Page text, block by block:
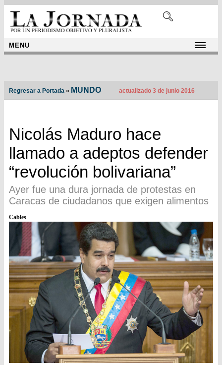
MENU
Regresar a Portada » MUNDO actualizado 3 de junio 2016
Nicolás Maduro hace
llamado a adeptos defender
“revolución bolivariana”
Ayer fue una dura jornada de protestas en
Caracas de ciudadanos que exigen alimentos
Cables